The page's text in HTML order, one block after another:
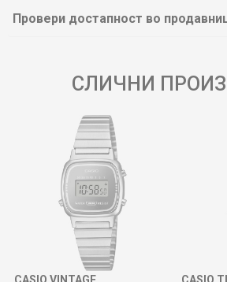
Провери достапност во
СЛИЧНИ